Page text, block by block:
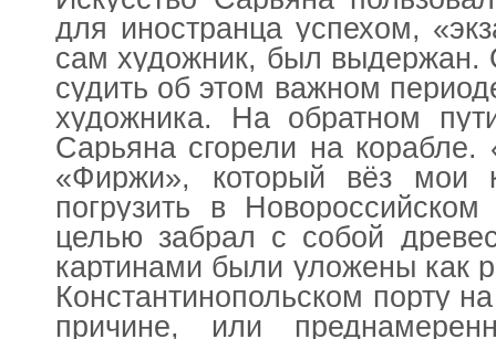
для иностранца успехом,
сам художник, был выдержан.
судить об этом важном
художника. На обратном
Сарьяна сгорели на корабле.
«Фиржи», который вёз мои
погрузить в
целью забрал с собой
картинами были уложены как
Константинопольском порту
причине, или